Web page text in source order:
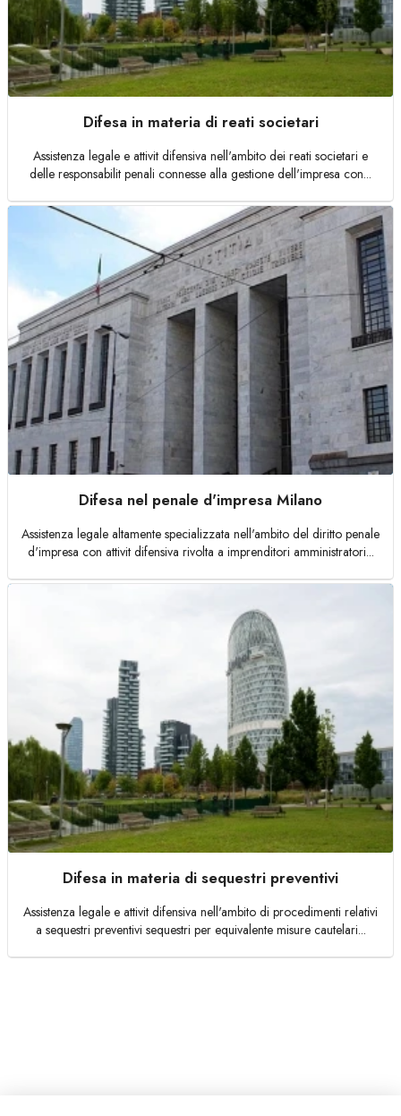
Difesa in materia di reati societari
Assistenza legale e attivit difensiva nell'ambito dei reati societari e
delle responsabilit penali connesse alla gestione dell'impresa con...
Difesa nel penale d'impresa Milano
Assistenza legale altamente specializzata nell'ambito del diritto penale
d'impresa con attivit difensiva rivolta a imprenditori amministratori...
Difesa in materia di sequestri preventivi
Assistenza legale e attivit difensiva nell'ambito di procedimenti relativi
a sequestri preventivi sequestri per equivalente misure cautelari...